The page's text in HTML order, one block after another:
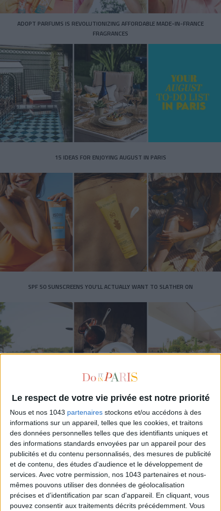
Le respect de votre vie privée est notre priorité
Nous et nos 1043 partenaires stockons et/ou accédons à des
informations sur un appareil, telles que les cookies, et traitons
des données personnelles telles que des identifiants uniques et
des informations standards envoyées par un appareil pour des
publicités et du contenu personnalisés, des mesures de publicité
et de contenu, des études d'audience et le développement de
services. Avec votre permission, nos 1043 partenaires et nous-
mêmes pouvons utiliser des données de géolocalisation
précises et d’identification par scan d'appareil. En cliquant, vous
pouvez consentir aux traitements décrits précédemment. Vous
ADOPT PARFUMS IS REVOLUTIONIZING AFFORDABLE MADE-IN-FRANCE
FRAGRANCES
15 IDEAS FOR ENJOYING AUGUST IN PARIS
SPF 50 SUNSCREENS YOU'LL ACTUALLY WANT TO SLATHER ON
THE BEST HOTELS FOR A SPA AND GASTRONOMY WEEKEND